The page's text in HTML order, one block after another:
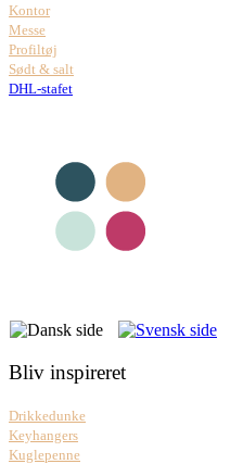
Kontor
Messe
Profiltøj
Sødt & salt
DHL-stafet
Bliv inspireret
Drikkedunke
Keyhangers
Kuglepenne